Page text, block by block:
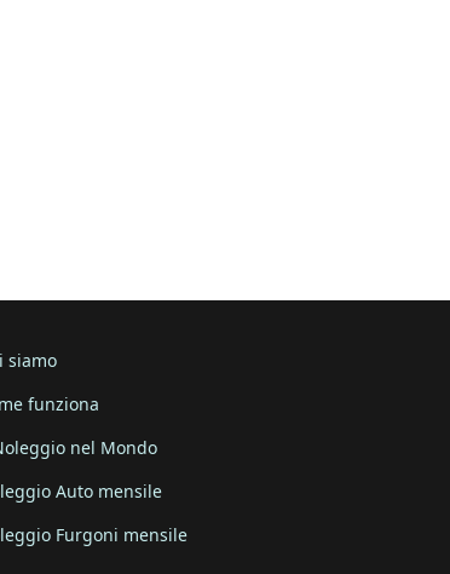
siamo
funziona
nel Mondo
Auto mensile
Furgoni mensile